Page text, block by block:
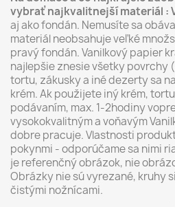
vybrať najkvalitnejší materiál :
aj ako fondán. Nemusíte sa
materiál neobsahuje veľké
pravý fondán. Vanilkový papier
najlepšie znesie všetky povrchy
tortu, zákusky a iné dezerty sa
krém. Ak použijete iný krém,
podávaním, max. 1-2hodiny
vysokokvalitným a voňavým
dobre pracuje. Vlastnosti
pokynmi - odporúčame sa nimi
je referenčný obrázok, nie
Obrázky nie sú vyrezané, kruhy
čistými nožnícami.